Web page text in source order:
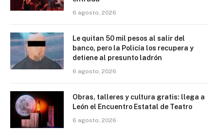
6 agosto, 2026
Le quitan 50 mil pesos al salir del
banco, pero la Policía los recupera y
detiene al presunto ladrón
6 agosto, 2026
Obras, talleres y cultura gratis: llega a
León el Encuentro Estatal de Teatro
6 agosto, 2026